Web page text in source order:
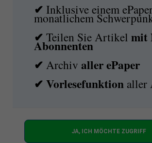
✔Inklusive einem
monatlichem
✔Teilen Sie Artikelmit
Abonnenten
✔Archivaller ePaper
✔Vorlesefunktion aller
JA, ICH MÖCHTE ZUGRIFF